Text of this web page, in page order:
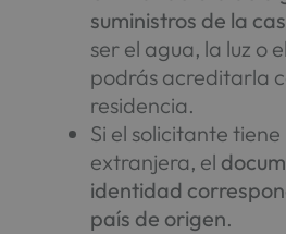
suministros de la
ser el agua, la luz o
podrás acreditarla
residencia.
Si el solicitante
extranjera, el
identidad
país de origen.